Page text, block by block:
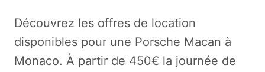
Découvrez les offres de location
disponibles pour une Porsche Macan à
Monaco. À partir de 450€ la journée de